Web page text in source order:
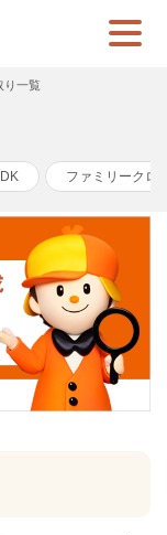
り一覧
ファミリークロ